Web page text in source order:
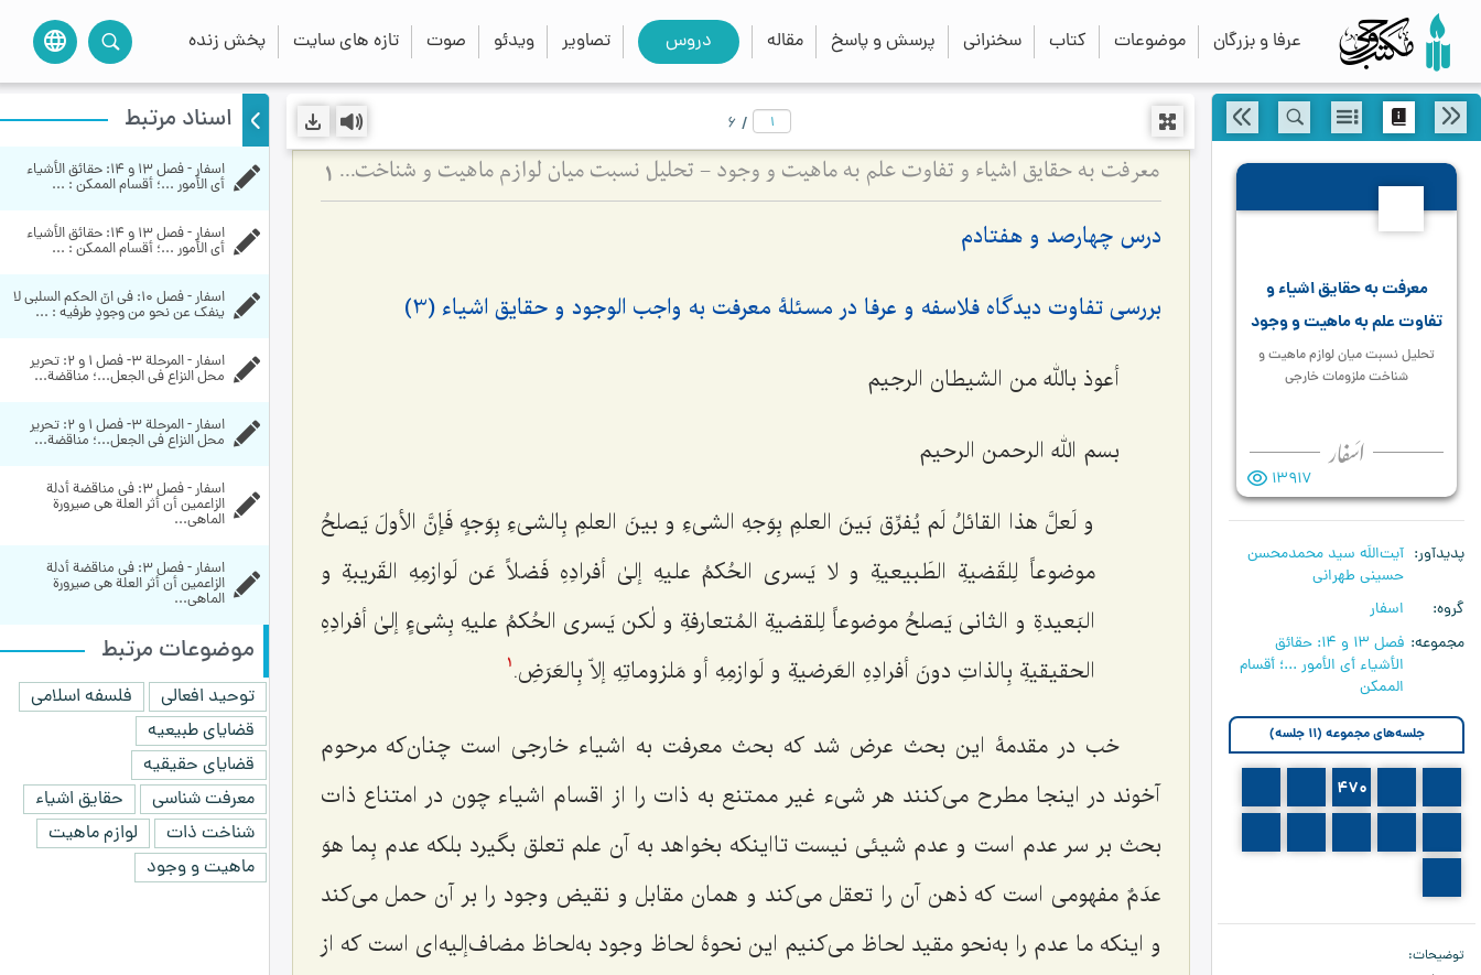
عرفا و بزرگان موضوعات کتاب سخنرانی پرسش و پاسخ مقاله دروس تصاویر ویدئو صوت تازه های سایت پخش زنده language search
close
معرفت به حقایق اشیاء و
تفاوت علم به ماهیت و وجود
تحلیل نسبت میان لوازم ماهیت و
شناخت ملزومات خارجی
13917
پدیدآور
آیت‌اللَه سید محمدمحسن
حسینی طهرانی
گروه
اسفار
مجموعه
فصل 13 و 14: حقائق
الأشياء أي الأمور ...؛ أقسام
الممکن‏
جلسه‌های مجموعه (11 جلسه)
470
توضیحات
/
6
معرفت به حقایق اشیاء و تفاوت علم به ماهیت و وجود - تحلیل نسبت میان لوازم ماهیت و شناخت ملزومات خارجی 1
درس چهارصد و هفتادم
بررسی تفاوت دیدگاه فلاسفه و عرفا در مسئلۀ معرفت به واجب الوجود و حقایق اشیاء (3)
أعوذ بالله من الشیطان الرجیم
بسم الله الرحمن الرحیم‌
و لَعلَّ هذا القائلُ لَم یُفرِّق بَینَ العلمِ بِوَجهِ الشی‌ءِ و بینَ العلمِ بِالشی‌ءِ بِوَجهٍ فَإنَّ الأولَ یَصلحُ
موضوعاً لِلقَضیةِ الطَبیعیةِ و لا یَسری الحُکمُ علیهِ إلىٰ أفرادِهِ فَضلاً عَن لَوازمِهِ القَریبةِ و
البَعیدةِ و الثانی یَصلحُ موضوعاً لِلقضیةِ المُتعارفةِ و لٰکن یَسری الحُکمُ علیهِ بِشی‌ءٍ إلىٰ أفرادِهِ
الحقیقیةِ بِالذاتِ دونَ أفرادِهِ العَرضیةِ و لَوازمِهِ أو مَلزوماتِهِ إلاّ بِالعَرَضِ. 1
خب در مقدمۀ این بحث عرض شد که بحث معرفت به اشیاء خارجی است چنان‌که مرحوم
آخوند در اینجا مطرح می‌کنند هر شیء غیر ممتنع به ذات را از اقسام اشیاء چون در امتناع ذات
بحث بر سر عدم است و عدم شیئی نیست تااینکه بخواهد به آن علم تعلق بگیرد بلکه عدم بِما هوَ
عدَمٌ مفهومی است که ذهن آن را تعقل می‌کند و همان مقابل و نقیض وجود را بر آن حمل می‌کند
و اینکه ما عدم را به‌نحو مقید لحاظ می‌کنیم این نحوۀ لحاظ وجود به‌لحاظ مضاف‌إلیه‌ای است که از
اسناد مرتبط
أي الأمور ...؛ أقسام الممکن‏ : ...
أي الأمور ...؛ أقسام الممکن‏ : ...
ینفک عن نحو من وجودٍ طرفیه : ...
محل النزاع في الجعل...؛ مناقضة...
محل النزاع في الجعل...؛ مناقضة...
الماهي...
الماهي...
موضوعات مرتبط
توحید افعالی
فلسفه اسلامی
قضایای طبیعیه
قضایای حقیقیه
معرفت شناسی
حقایق اشیاء
شناخت ذات
لوازم ماهیت
ماهیت و وجود